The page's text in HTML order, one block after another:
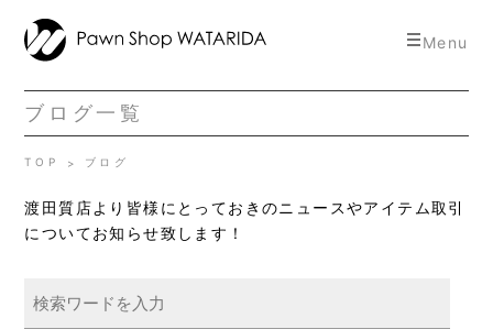
toggle
Menu
ブログ一覧
TOP ブログ
渡田質店より皆様にとっておきのニュースやアイテム取引
についてお知らせ致します！